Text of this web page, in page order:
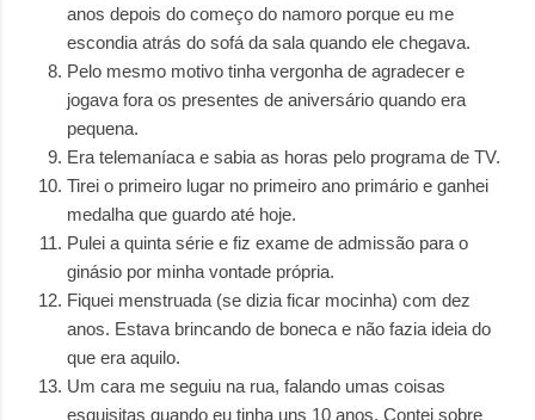
anos depois do começo do namoro porque eu me
escondia atrás do sofá da sala quando ele chegava.
Pelo mesmo motivo tinha vergonha de agradecer e
jogava fora os presentes de aniversário quando era
pequena.
Era telemaníaca e sabia as horas pelo programa de TV.
Tirei o primeiro lugar no primeiro ano primário e ganhei
medalha que guardo até hoje.
Pulei a quinta série e fiz exame de admissão para o
ginásio por minha vontade própria.
Fiquei menstruada (se dizia ficar mocinha) com dez
anos. Estava brincando de boneca e não fazia ideia do
que era aquilo.
Um cara me seguiu na rua, falando umas coisas
esquisitas quando eu tinha uns 10 anos. Contei sobre